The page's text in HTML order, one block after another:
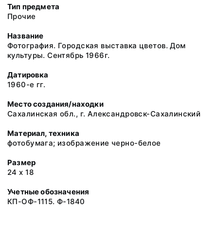
Тип предмета
Прочие
Название
Фотография. Городская выставка цветов. Дом
культуры. Сентябрь 1966г.
Датировка
1960-е гг.
Место создания/находки
Сахалинская обл., г. Александровск-Сахалинский
Материал, техника
фотобумага; изображение черно-белое
Размер
24 х 18
Учетные обозначения
КП-ОФ-1115. Ф-1840